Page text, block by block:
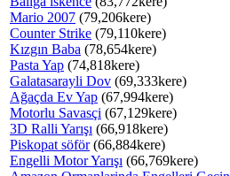
Mario 2007 (79,206kere)
Counter Strike (79,110kere)
Kızgın Baba (78,654kere)
Pasta Yap (74,818kere)
Galatasarayli Dov (69,333kere)
Ağaçda Ev Yap (67,994kere)
Motorlu Savasçi (67,129kere)
3D Ralli Yarışı (66,918kere)
Piskopat söför(66,884kere)
Engelli Motor Yarışı (66,769kere)